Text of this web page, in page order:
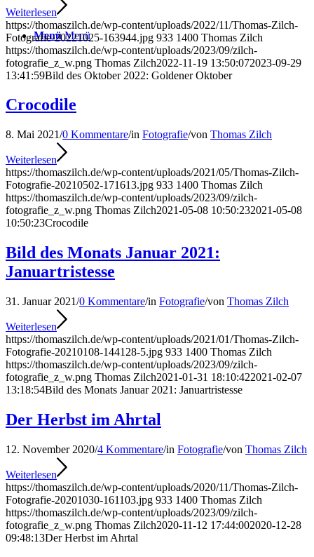
Menü Menü
Weiterlesen
https://thomaszilch.de/wp-content/uploads/2022/11/Thomas-Zilch-
Fotografie-20221025-163944.jpg 933 1400 Thomas Zilch
https://thomaszilch.de/wp-content/uploads/2023/09/zilch-
fotografie_z_w.png Thomas Zilch2022-11-19 13:50:072023-09-29
13:41:59Bild des Oktober 2022: Goldener Oktober
Crocodile
8. Mai 2021/0 Kommentare/in Fotografie/von Thomas Zilch
Weiterlesen
https://thomaszilch.de/wp-content/uploads/2021/05/Thomas-Zilch-
Fotografie-20210502-171613.jpg 933 1400 Thomas Zilch
https://thomaszilch.de/wp-content/uploads/2023/09/zilch-
fotografie_z_w.png Thomas Zilch2021-05-08 10:50:232021-05-08
10:50:23Crocodile
Bild des Monats Januar 2021:
Januartristesse
31. Januar 2021/0 Kommentare/in Fotografie/von Thomas Zilch
Weiterlesen
https://thomaszilch.de/wp-content/uploads/2021/01/Thomas-Zilch-
Fotografie-20210108-144128-5.jpg 933 1400 Thomas Zilch
https://thomaszilch.de/wp-content/uploads/2023/09/zilch-
fotografie_z_w.png Thomas Zilch2021-01-31 18:10:422021-02-07
13:18:54Bild des Monats Januar 2021: Januartristesse
Der Herbst im Ahrtal
12. November 2020/4 Kommentare/in Fotografie/von Thomas Zilch
Weiterlesen
https://thomaszilch.de/wp-content/uploads/2020/11/Thomas-Zilch-
Fotografie-20201030-161103.jpg 933 1400 Thomas Zilch
https://thomaszilch.de/wp-content/uploads/2023/09/zilch-
fotografie_z_w.png Thomas Zilch2020-11-12 17:44:002020-12-28
09:48:13Der Herbst im Ahrtal